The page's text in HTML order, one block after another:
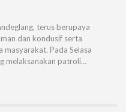
terus berupaya
dan kondusif serta
Pada Selasa
melaksanakan patroli…